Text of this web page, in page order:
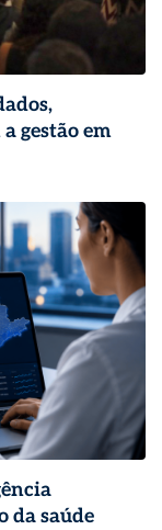
gestão em
da saúde